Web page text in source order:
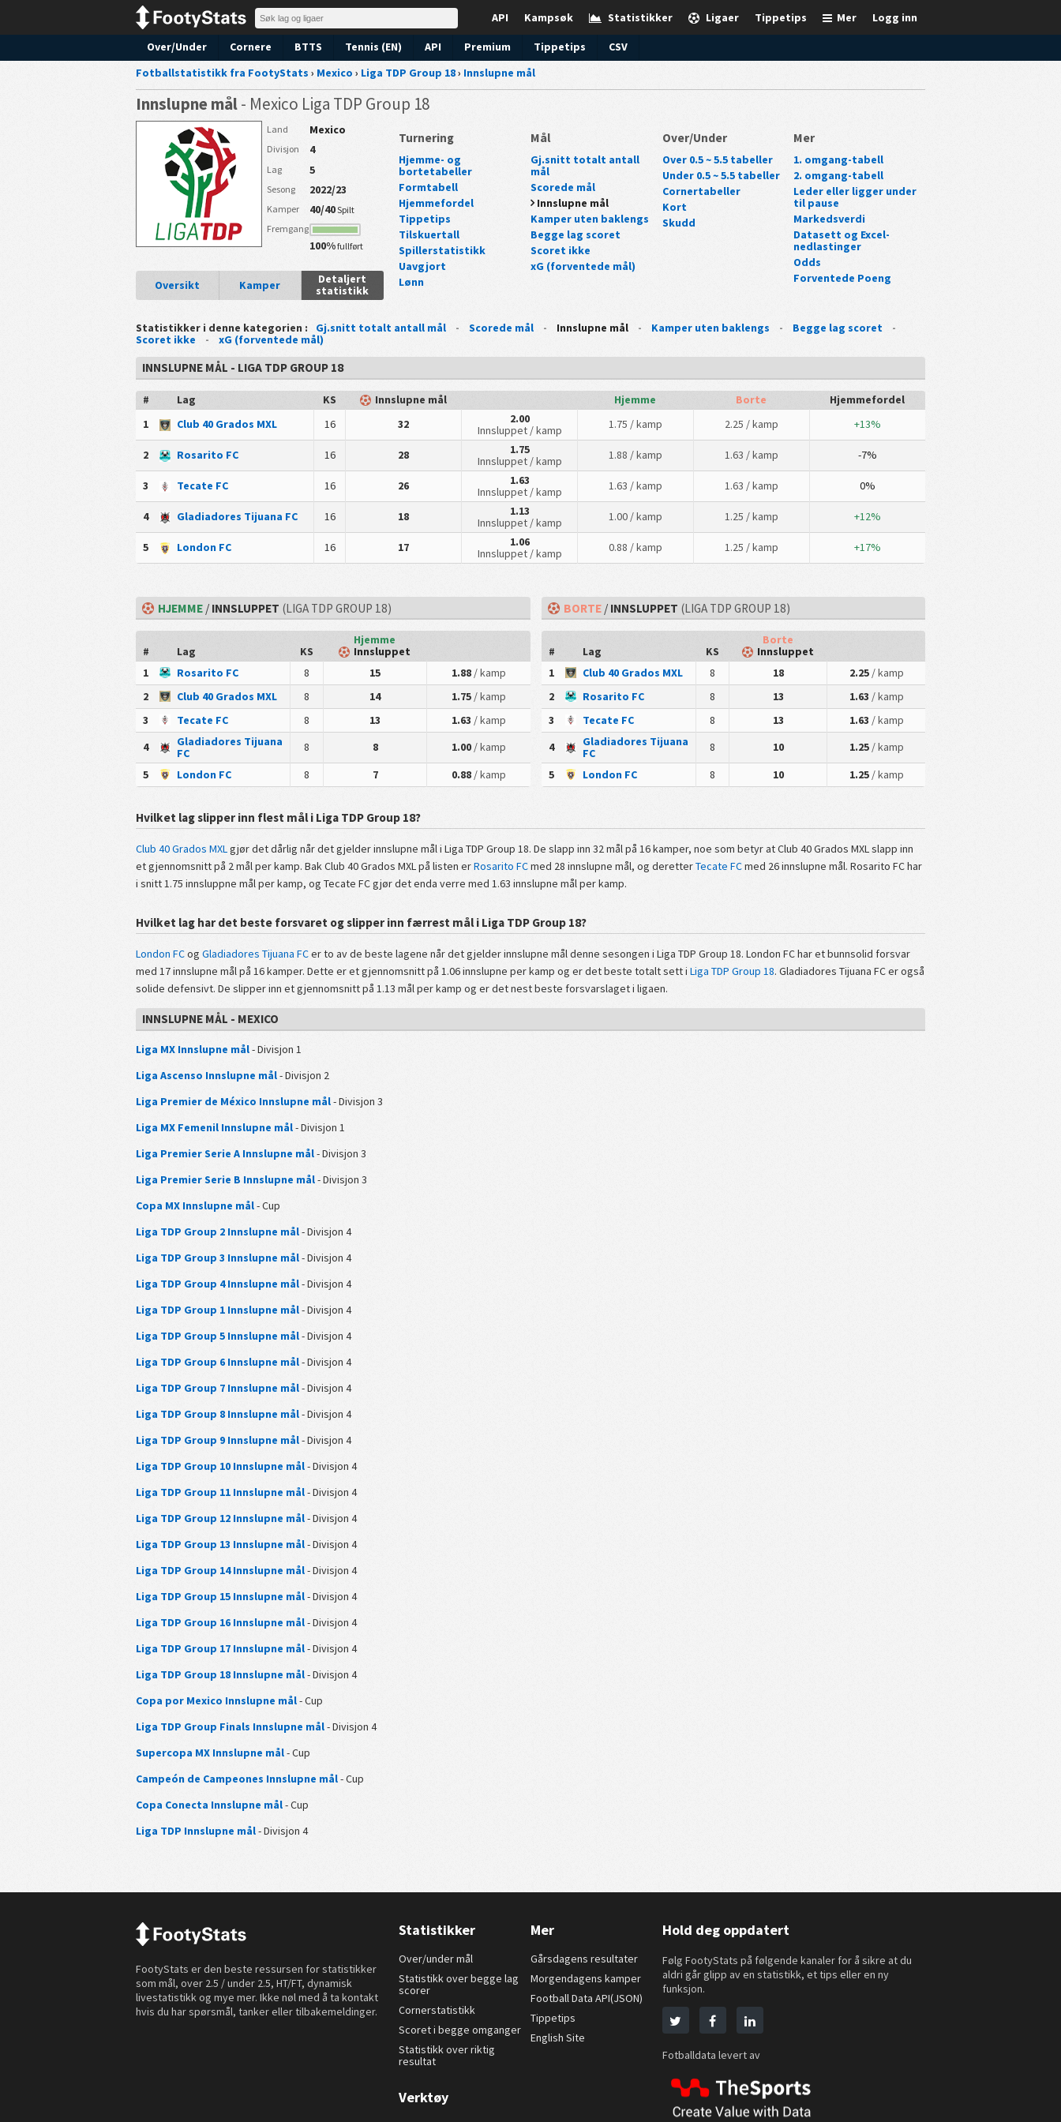
Logg inn
Mer
Tippetips
Ligaer
Statistikker
Kampsøk
API
Over/Under Cornere BTTS Tennis (EN) API Premium Tippetips
CSV
Fotballstatistikk fra FootyStats › Mexico › Liga TDP Group 18› Innslupne mål
Innslupne mål- Mexico Liga TDP Group 18
Land Mexico
Divisjon 4
Lag 5
Sesong 2022/23
Kamper 40/40Spilt
Fremgang
100%fullført
Oversikt Kamper
Detaljert
statistikk
Turnering
Hjemme- og
bortetabeller
Formtabell
Hjemmefordel
Tippetips
Tilskuertall
Spillerstatistikk
Uavgjort
Lønn
Mål
Gj.snitt totalt antall
mål
Scorede mål
Innslupne mål
Kamper uten baklengs
Begge lag scoret
Scoret ikke
xG (forventede mål)
Over/Under
Over 0.5 ~ 5.5 tabeller
Under 0.5 ~ 5.5 tabeller
Cornertabeller
Kort
Skudd
Mer
1. omgang-tabell
2. omgang-tabell
Leder eller ligger under
til pause
Markedsverdi
Datasett og Excel-
nedlastinger
Odds
Forventede Poeng
Statistikker i denne kategorien : Gj.snitt totalt antall mål - Scorede mål - Innslupne mål - Kamper uten baklengs - Begge lag scoret -
Scoret ikke - xG (forventede mål)
INNSLUPNE MÅL - LIGA TDP GROUP 18
# Lag KS Innslupne mål Hjemme Borte
Hjemmefordel
1
Club 40 Grados MXL 16 32
2.00
Innsluppet / kamp 1.75 / kamp 2.25 / kamp +13%
2 Rosarito FC 16 28
1.75
Innsluppet / kamp 1.88 / kamp 1.63 / kamp -7%
3 Tecate FC 16 26
1.63
Innsluppet / kamp 1.63 / kamp 1.63 / kamp 0%
4 Gladiadores Tijuana FC 16 18
1.13
Innsluppet / kamp 1.00 / kamp 1.25 / kamp +12%
5 London FC 16 17
1.06
Innsluppet / kamp 0.88 / kamp 1.25 / kamp +17%
HJEMME /INNSLUPPET (LIGA TDP GROUP 18)
# Lag KS
Hjemme
Innsluppet
1
Rosarito FC 8 15 1.88 / kamp
2
Club 40 Grados MXL 8 14 1.75 / kamp
3
Tecate FC 8 13 1.63 / kamp
4
Gladiadores Tijuana
FC
8 8 1.00 / kamp
5
London FC 8 7 0.88 / kamp
BORTE /INNSLUPPET (LIGA TDP GROUP 18)
# Lag KS
Borte
Innsluppet
1
Club 40 Grados MXL 8 18 2.25/ kamp
2
Rosarito FC 8 13 1.63 / kamp
3
Tecate FC 8 13 1.63 / kamp
4
Gladiadores Tijuana
FC
8 10 1.25/ kamp
5
London FC 8 10 1.25/ kamp
Hvilket lag slipper inn flest mål i Liga TDP Group 18?
Club 40 Grados MXLgjør det dårlig når det gjelder innslupne mål i Liga TDP Group 18. De slapp inn 32 mål på 16 kamper, noe som betyr at Club 40 Grados MXL slapp inn
et gjennomsnitt på 2 mål per kamp. Bak Club 40 Grados MXL på listen erRosarito FCmed 28 innslupne mål, og deretterTecate FCmed 26 innslupne mål. Rosarito FC har
i snitt 1.75 innsluppne mål per kamp, og Tecate FC gjør det enda verre med 1.63 innslupne mål per kamp.
Hvilket lag har det beste forsvaret og slipper inn færrest mål i Liga TDP Group 18?
London FCog Gladiadores Tijuana FCer to av de beste lagene når det gjelder innslupne mål denne sesongen i Liga TDP Group 18. London FC har et bunnsolid forsvar
med 17 innslupne mål på 16 kamper. Dette er et gjennomsnitt på 1.06 innslupne per kamp og er det beste totalt sett i Liga TDP Group 18. Gladiadores Tijuana FC er også
solide defensivt. De slipper inn et gjennomsnitt på 1.13 mål per kamp og er det nest beste forsvarslaget i ligaen.
INNSLUPNE MÅL - MEXICO
Liga MX Innslupne mål- Divisjon 1
Liga Ascenso Innslupne mål- Divisjon 2
Liga Premier de México Innslupne mål- Divisjon 3
Liga MX Femenil Innslupne mål- Divisjon 1
Liga Premier Serie A Innslupne mål- Divisjon 3
Liga Premier Serie B Innslupne mål- Divisjon 3
Copa MX Innslupne mål- Cup
Liga TDP Group 2 Innslupne mål- Divisjon 4
Liga TDP Group 3 Innslupne mål- Divisjon 4
Liga TDP Group 4 Innslupne mål- Divisjon 4
Liga TDP Group 1 Innslupne mål- Divisjon 4
Liga TDP Group 5 Innslupne mål- Divisjon 4
Liga TDP Group 6 Innslupne mål- Divisjon 4
Liga TDP Group 7 Innslupne mål- Divisjon 4
Liga TDP Group 8 Innslupne mål- Divisjon 4
Liga TDP Group 9 Innslupne mål- Divisjon 4
Liga TDP Group 10 Innslupne mål- Divisjon 4
Liga TDP Group 11 Innslupne mål- Divisjon 4
Liga TDP Group 12 Innslupne mål- Divisjon 4
Liga TDP Group 13 Innslupne mål- Divisjon 4
Liga TDP Group 14 Innslupne mål- Divisjon 4
Liga TDP Group 15 Innslupne mål- Divisjon 4
Liga TDP Group 16 Innslupne mål- Divisjon 4
Liga TDP Group 17 Innslupne mål- Divisjon 4
Liga TDP Group 18 Innslupne mål- Divisjon 4
Copa por Mexico Innslupne mål- Cup
Liga TDP Group Finals Innslupne mål- Divisjon 4
Supercopa MX Innslupne mål- Cup
Campeón de Campeones Innslupne mål- Cup
Copa Conecta Innslupne mål- Cup
Liga TDP Innslupne mål- Divisjon 4
FootyStats er den beste ressursen for statistikker
som mål, over 2.5 / under 2.5, HT/FT, dynamisk
livestatistikk og mye mer. Ikke nøl med å ta kontakt
hvis du har spørsmål, tanker eller tilbakemeldinger.
Statistikker
Over/under mål
Statistikk over begge lag
scorer
Cornerstatistikk
Scoret i begge omganger
Statistikk over riktig
resultat
Verktøy
Mer
Gårsdagens resultater
Morgendagens kamper
Football Data API(JSON)
Tippetips
English Site
Hold deg oppdatert
Følg FootyStats på følgende kanaler for å sikre at du
aldri går glipp av en statistikk, et tips eller en ny
funksjon.
Fotballdata levert av